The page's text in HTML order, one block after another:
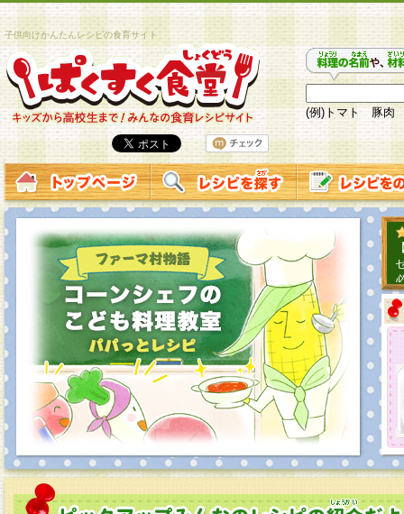
子供向けかんたんレシピの食育サイト
(例)トマト 豚肉